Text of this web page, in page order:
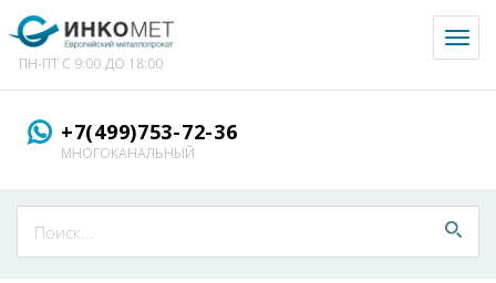
ПН-ПТ С 9:00 ДО 18:00
+7(499)753-72-36
МНОГОКАНАЛЬНЫЙ